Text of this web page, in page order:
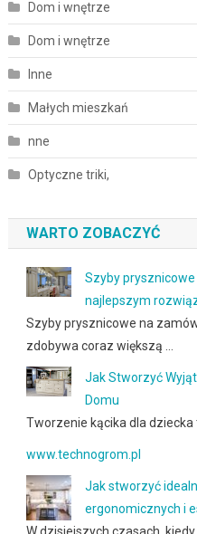
Dom i wnętrze
Dom i wnętrze
Inne
Małych mieszkań
nne
Optyczne triki,
WARTO ZOBACZYĆ
Szyby
najlepszym
Szyby prysznicowe na
zdobywa coraz większą …
Jak Stworzyć
Domu
Tworzenie kącika dla dziecka
www.technogrom.pl
Jak stworzyć
ergonomicznych i
W dzisiejszych czasach,